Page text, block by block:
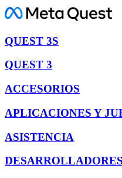
QUEST 3S
QUEST 3
ACCESORIOS
APLICACIONES Y
ASISTENCIA
DESARROLLADORES